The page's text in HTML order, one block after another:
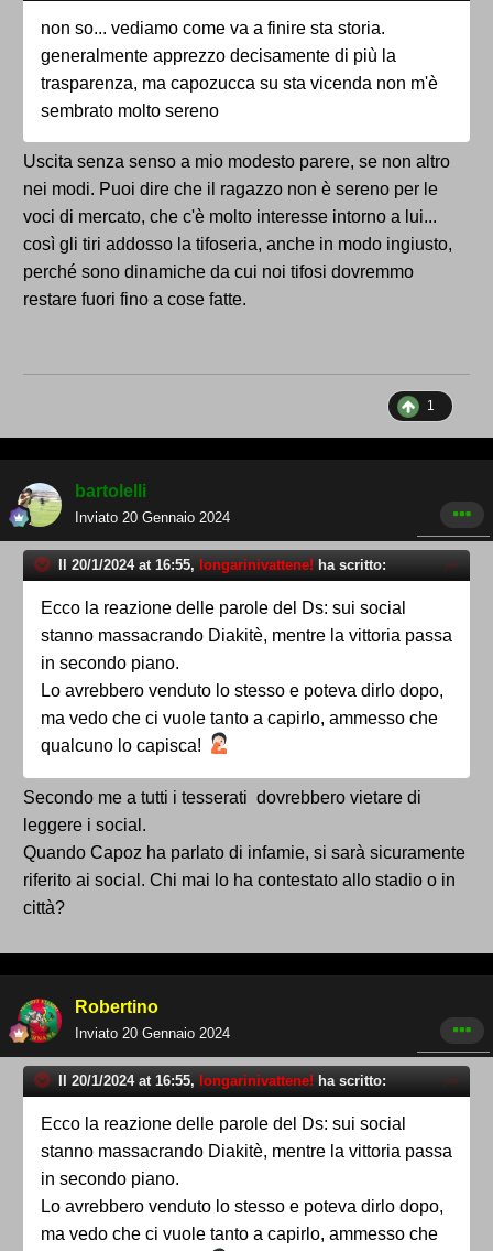
non so... vediamo come va a finire sta storia.
generalmente apprezzo decisamente di più la
trasparenza, ma capozucca su sta vicenda non m'è
sembrato molto sereno
Uscita senza senso a mio modesto parere, se non altro
nei modi. Puoi dire che il ragazzo non è sereno per le
voci di mercato, che c'è molto interesse intorno a lui...
così gli tiri addosso la tifoseria, anche in modo ingiusto,
perché sono dinamiche da cui noi tifosi dovremmo
restare fuori fino a cose fatte.
1
bartolelli
Inviato 20 Gennaio 2024
Il 20/1/2024 at 16:55, longarinivattene! ha scritto:
Ecco la reazione delle parole del Ds: sui social
stanno massacrando Diakitè, mentre la vittoria passa
in secondo piano.
Lo avrebbero venduto lo stesso e poteva dirlo dopo,
ma vedo che ci vuole tanto a capirlo, ammesso che
qualcuno lo capisca!
Secondo me a tutti i tesserati dovrebbero vietare di
leggere i social.
Quando Capoz ha parlato di infamie, si sarà sicuramente
riferito ai social. Chi mai lo ha contestato allo stadio o in
città?
Robertino
Inviato 20 Gennaio 2024
Il 20/1/2024 at 16:55, longarinivattene! ha scritto:
Ecco la reazione delle parole del Ds: sui social
stanno massacrando Diakitè, mentre la vittoria passa
in secondo piano.
Lo avrebbero venduto lo stesso e poteva dirlo dopo,
ma vedo che ci vuole tanto a capirlo, ammesso che